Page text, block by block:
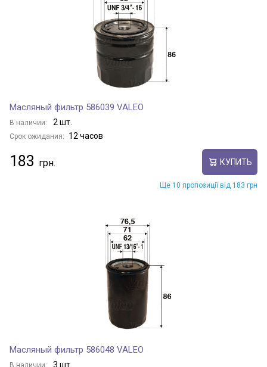
Масляный фильтр 586039 VALEO
В наличии: 2 шт.
Срок ожидания: 12 часов
183 КУПИТЬ
Ще 10 пропозиції від 183 грн
Масляный фильтр 586048 VALEO
В наличии: 3 шт.